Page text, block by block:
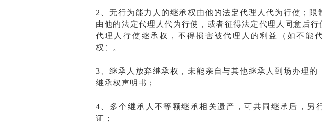
2、无行为能力人的继承权由他的法定代理人代为行使；限
由他的法定代理人代为行使，或者征得法定代理人同意后行
代理人行使继承权，不得损害被代理人的利益（如不能
权）。
3、继承人放弃继承权，未能亲自与其他继承人到场办理的
继承权声明书；
4、多个继承人不等额继承相关遗产，可共同继承后，另
证；